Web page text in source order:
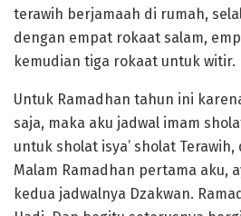
terawih berjamaah di rumah,
dengan empat rokaat salam,
kemudian tiga rokaat untuk witir.
Untuk Ramadhan tahun ini
saja, maka aku jadwal imam
untuk sholat isya’ sholat
Malam Ramadhan pertama aku,
kedua jadwalnya Dzakwan.